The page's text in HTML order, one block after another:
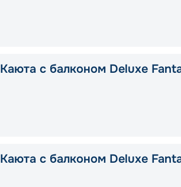
Каюта с балконом Deluxe
Каюта с балконом Deluxe